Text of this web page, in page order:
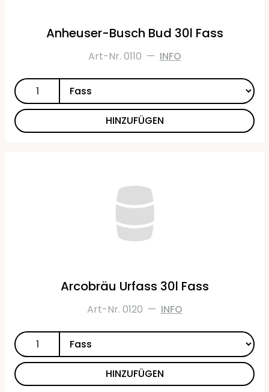
Anheuser-Busch Bud 30l Fass
Art-Nr. 0110 — INFO
HINZUFÜGEN
Arcobräu Urfass 30l Fass
Art-Nr. 0120 — INFO
HINZUFÜGEN